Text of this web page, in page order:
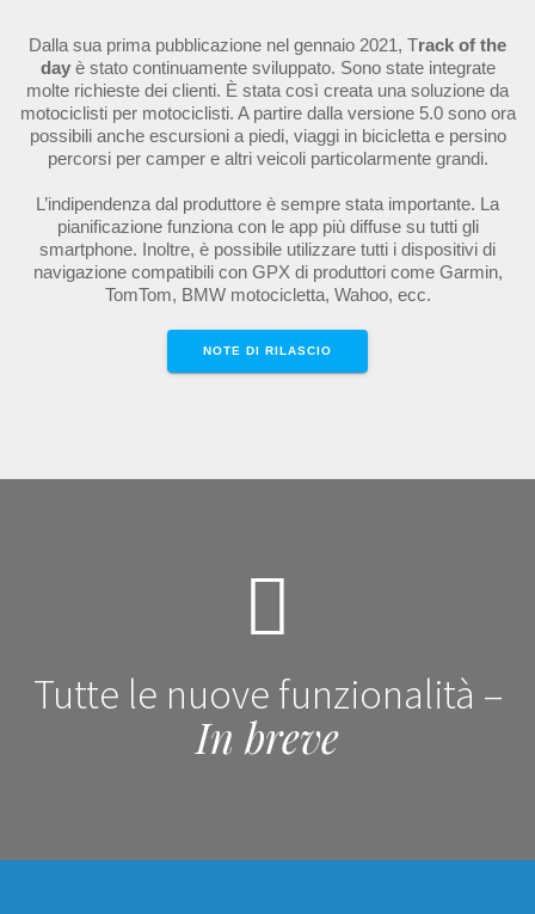
Dalla sua prima pubblicazione nel gennaio 2021, Track of the
dayè stato continuamente sviluppato. Sono state integrate
molte richieste dei clienti. È stata così creata una soluzione da
motociclisti per motociclisti. A partire dalla versione 5.0 sono ora
possibili anche escursioni a piedi, viaggi in bicicletta e persino
percorsi per camper e altri veicoli particolarmente grandi.
L’indipendenza dal produttore è sempre stata importante. La
pianificazione funziona con le app più diffuse su tutti gli
smartphone. Inoltre, è possibile utilizzare tutti i dispositivi di
navigazione compatibili con GPX di produttori come Garmin,
TomTom, BMW motocicletta, Wahoo, ecc.
NOTE DI RILASCIO
Tutte le nuove funzionalità –
In breve